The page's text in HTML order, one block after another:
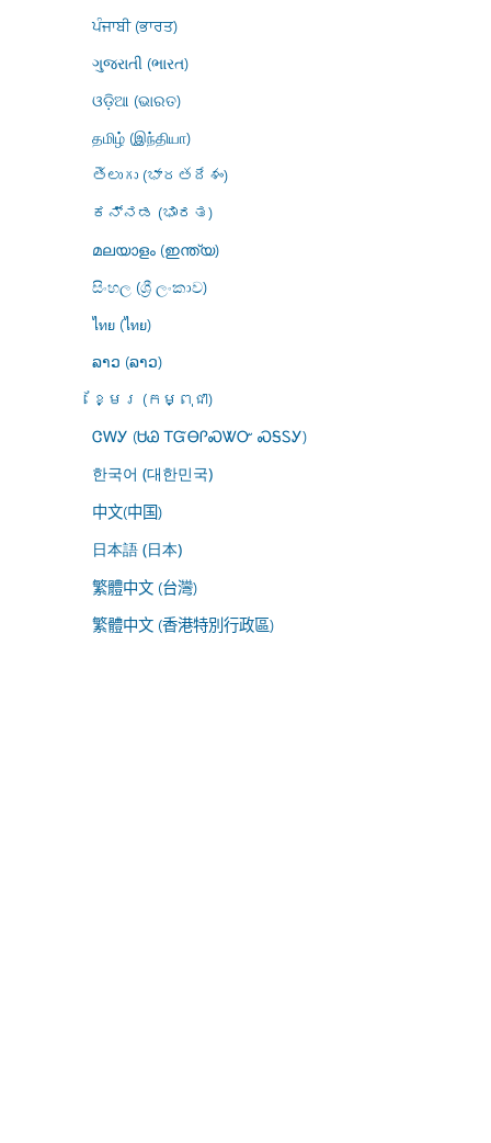
ਪੰਜਾਬੀ (ਭਾਰਤ)
ગુજરાતી (ભારત)
ଓଡ଼ିଆ (ଭାରତ)
தமிழ் (இந்தியா)
తెలుగు (భారతదేశం)
ಕನ್ನಡ (ಭಾರತ)
മലയാളം (ഇന്ത്യ)
සිංහල (ශ්‍රී ලංකාව)
ไทย (ไทย)
ລາວ (ລາວ)
ខ្មែរ (កម្ពុជា)
ᏣᎳᎩ (ᏌᏊ ᎢᏳᎾᎵᏍᏔᏅ ᏍᎦᏚᎩ)
한국어 (대한민국)
中文(中国)
日本語 (日本)
繁體中文 (台灣)
繁體中文 (香港特別行政區)